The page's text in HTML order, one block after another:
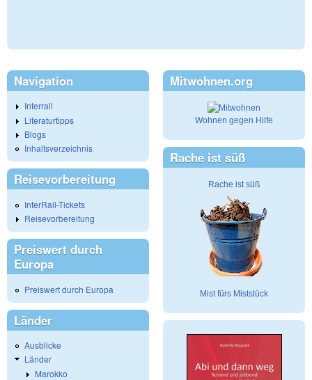
Navigation
Interrail
Literaturtipps
Blogs
Inhaltsverzeichnis
Reisevorbereitung
InterRail-Tickets
Reisevorbereitung
Preiswert durch
Europa
Preiswert durch Europa
Länder
Ausblicke
Länder
Marokko
Mitwohnen.org
Wohnen gegen Hilfe
Rache ist süß
Rache ist süß
Mist fürs Miststück